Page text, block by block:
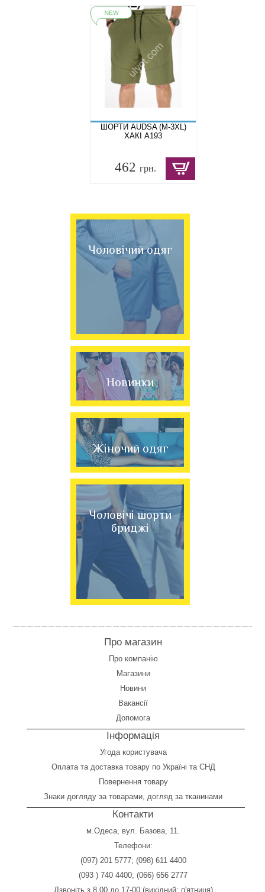
ШОРТИ AUDSA (M-3XL)
ХАКІ A193
462 грн.
Чоловічий одяг
Новинки
Жіночий одяг
Чоловічі шорти
бриджі
Про магазин
Про компанію
Магазини
Новини
Вакансії
Допомога
Інформація
Угода користувача
Оплата та доставка товару по Україні та СНД
Повернення товару
Знаки догляду за товарами, догляд за тканинами
Контакти
м.Одеса, вул. Базова, 11.
Телефони:
(097) 201 5777; (098) 611 4400
(093 ) 740 4400; (066) 656 2777
Дзвоніть з 8.00 до 17-00 (вихідний: п'ятниця)